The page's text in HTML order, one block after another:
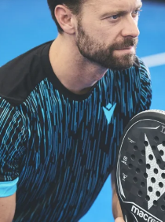
da tutto il mondo che
I punti guadagnati in ogni
alla classifica mondiale
competizione avvincente e
per eccellere.
WPT sono suddivisi in
e i tornei Challenger
di punti e prestigio. Ciò
la classifica
in diverse tappe del tour.